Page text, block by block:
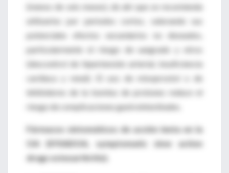
(menos de seis meses), de ahí que se recomienda
utilizarlos por periodos cortos, valorando sus
potenciales efectos secundarios no deseados,
particularmente el riesgo de sangrado y otros
(descontrol de hipertensión arterial, insuficiencia
cardiaca y renal). El uso de misoprostol o de
inhibidores de la bomba de protones reduce el
riesgo de complicaciones gastrointestinales.
Fármacos sintomáticos de acción lenta en la
OA (SYSADOA, symptomatic slow action
drugs osteoarthritis).